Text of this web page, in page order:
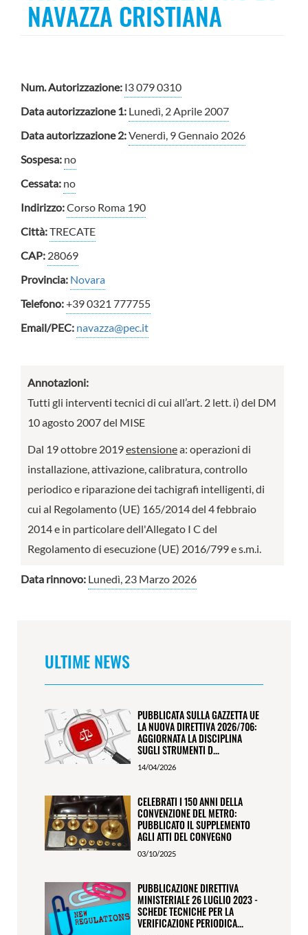
NAVAZZA CRISTIANA
Num. Autorizzazione: I3 079 0310
Data autorizzazione 1: Lunedì, 2 Aprile 2007
Data autorizzazione 2:Venerdì, 9 Gennaio 2026
Sospesa: no
Cessata: no
Indirizzo:Corso Roma 190
Città:TRECATE
CAP: 28069
Provincia: Novara
Telefono:+39 0321 777755
Email/PEC: navazza@pec.it
Annotazioni:
Tutti gli interventi tecnici di cui all’art. 2 lett. i) del DM
10 agosto 2007 del MISE
Dal 19 ottobre 2019estensionea: operazioni di
installazione, attivazione, calibratura, controllo
periodico e riparazione dei tachigrafi intelligenti, di
cui al Regolamento (UE) 165/2014 del 4 febbraio
2014 e in particolare dell'Allegato I C del
Regolamento di esecuzione (UE) 2016/799 e s.m.i.
Data rinnovo: Lunedì, 23 Marzo 2026
ULTIME NEWS
PUBBLICATA SULLA GAZZETTA UE
LA NUOVA DIRETTIVA 2026/706:
AGGIORNATA LA DISCIPLINA
SUGLI STRUMENTI D...
14/04/2026
CELEBRATI I 150 ANNI DELLA
CONVENZIONE DEL METRO:
PUBBLICATO IL SUPPLEMENTO
AGLI ATTI DEL CONVEGNO
03/10/2025
PUBBLICAZIONE DIRETTIVA
MINISTERIALE 26 LUGLIO 2023 -
SCHEDE TECNICHE PER LA
VERIFICAZIONE PERIODICA...